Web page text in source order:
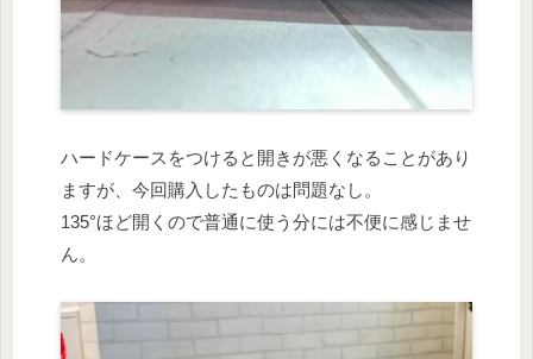
ハードケースをつけると開きが悪くなることがあり
ますが、今回購入したものは問題なし。
135°ほど開くので普通に使う分には不便に感じませ
ん。